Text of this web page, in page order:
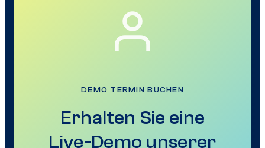
DEMO TERMIN BUCHEN
Erhalten Sie eine
Live-Demo unserer